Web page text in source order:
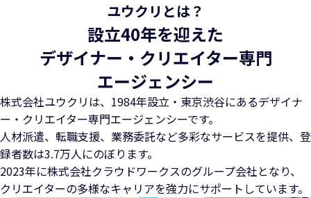
ユウクリとは？
設立40年を迎えた
デザイナー・クリエイター専門
エージェンシー
株式会社ユウクリは、1984年設立・東京渋谷にあるデザイナ
ー・クリエイター専門エージェンシーです。
人材派遣、転職支援、業務委託など多彩なサービスを提供、 登
録者数は3.7万人にのぼります。
2023年に株式会社クラウドワークスのグループ会社となり、
クリエイターの多様なキャリアを強力にサポートしています。